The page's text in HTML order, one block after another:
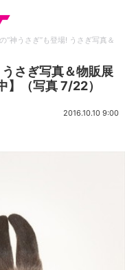
“神うさぎ”も登場! うさぎ写真＆
さぎ写真＆物販展
（写真 7/22）
2016.10.10 9:00